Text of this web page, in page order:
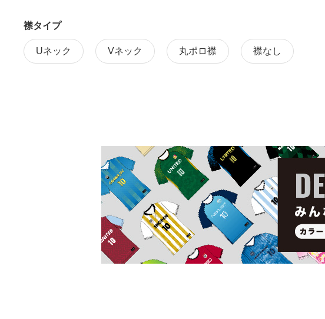
襟タイプ
Uネック Vネック 丸ポロ襟 襟なし